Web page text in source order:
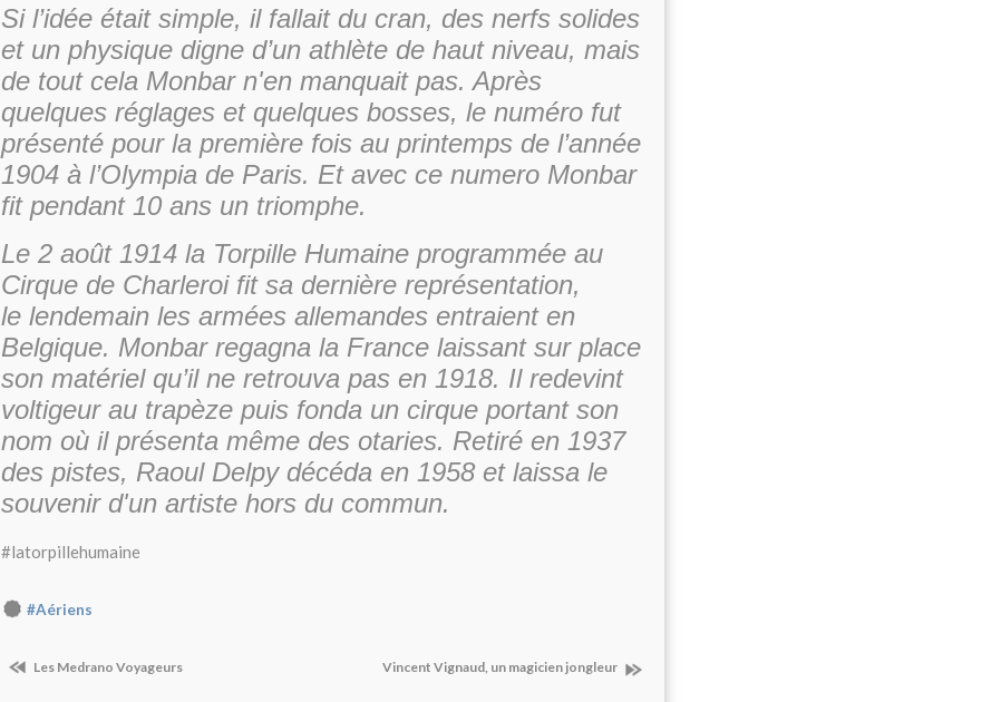
Si l’idée était simple, il fallait du cran, des nerfs solides
et un physique digne d’un athlète de haut niveau, mais
de tout cela Monbar n'en manquait pas. Après
quelques réglages et quelques bosses, le numéro fut
présenté pour la première fois au printemps de l’année
1904 à l’Olympia de Paris. Et avec ce numero Monbar
fit pendant 10 ans un triomphe.
Le 2 août 1914 la Torpille Humaine programmée au
Cirque de Charleroi fit sa dernière représentation,
le lendemain les armées allemandes entraient en
Belgique. Monbar regagna la France laissant sur place
son matériel qu’il ne retrouva pas en 1918. Il redevint
voltigeur au trapèze puis fonda un cirque portant son
nom où il présenta même des otaries. Retiré en 1937
des pistes, Raoul Delpy décéda en 1958 et laissa le
souvenir d'un artiste hors du commun.
#latorpillehumaine
#Aériens
Les Medrano Voyageurs Vincent Vignaud, un magicien jongleur